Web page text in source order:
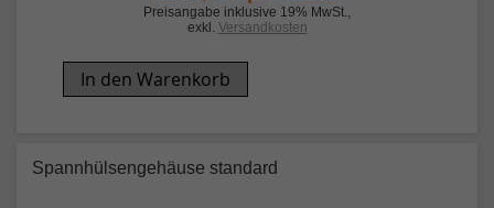
Preisangabe inklusive 19% MwSt.,
exkl. Versandkosten
In den Warenkorb
Spannhülsengehäuse standard